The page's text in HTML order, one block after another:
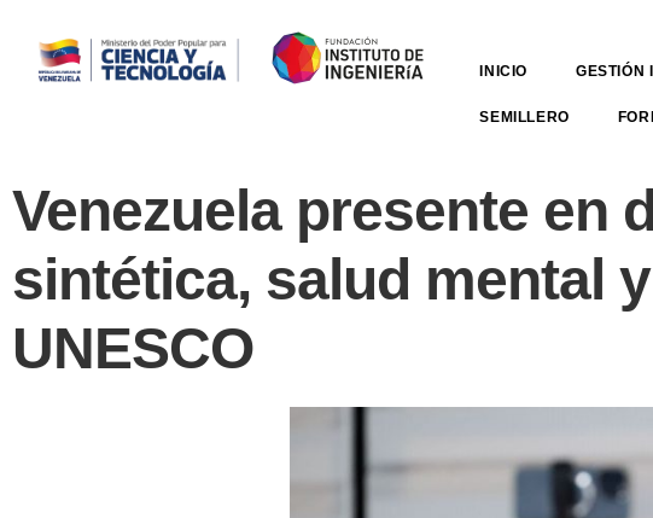
INICIO GESTIÓN
SEMILLERO
Venezuela presente en
sintética, salud mental
UNESCO